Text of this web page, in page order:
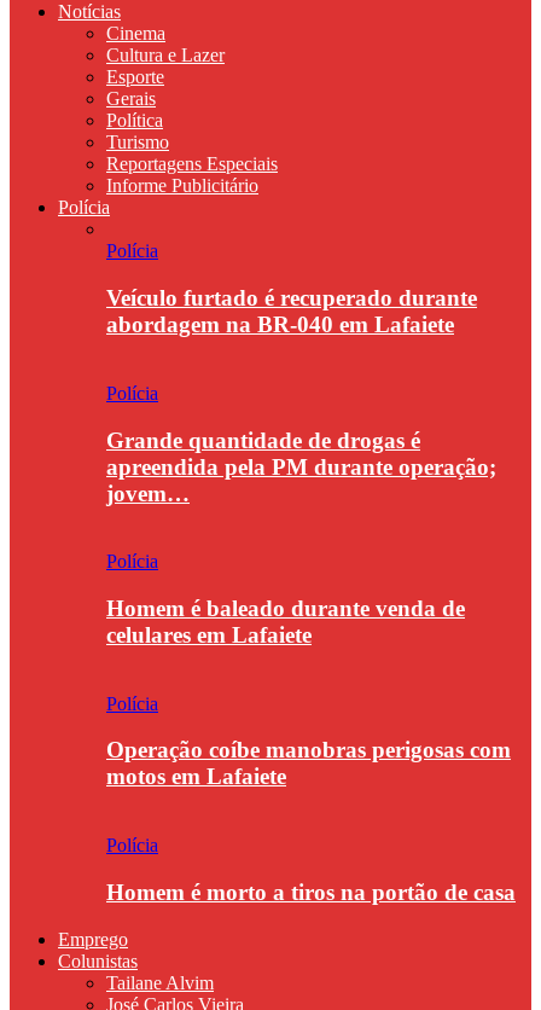
Notícias
Cinema
Cultura e Lazer
Esporte
Gerais
Política
Turismo
Reportagens Especiais
Informe Publicitário
Polícia
Polícia
Veículo furtado é recuperado durante
abordagem na BR-040 em Lafaiete
Polícia
Grande quantidade de drogas é
apreendida pela PM durante operação;
jovem…
Polícia
Homem é baleado durante venda de
celulares em Lafaiete
Polícia
Operação coíbe manobras perigosas com
motos em Lafaiete
Polícia
Homem é morto a tiros na portão de casa
Emprego
Colunistas
Tailane Alvim
José Carlos Vieira